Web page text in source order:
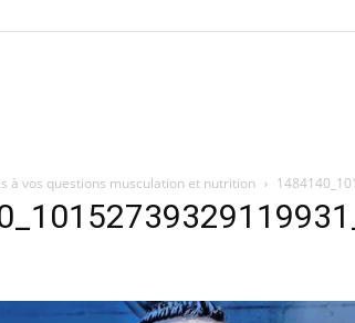
à vos questions musculation et nutrition